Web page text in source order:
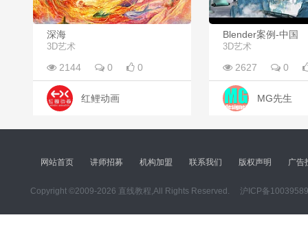
深海
3D艺术
2144 0 0
红鲤动画
Blender案例-中国
3D艺术
2627 0
MG先生
网站首页 讲师招募 机构加盟 联系我们 版权声明 广告
Copyright ©2009-2026 直线教程,All Rights Reserved. 沪ICP备